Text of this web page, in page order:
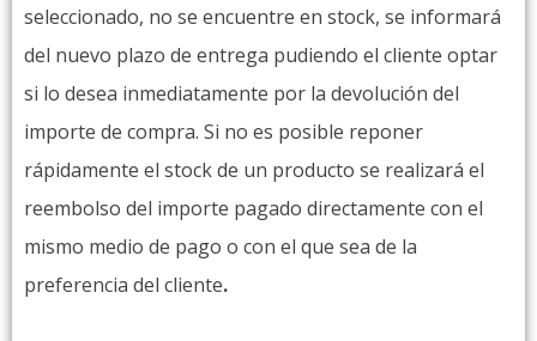
seleccionado, no se encuentre en stock, se informará
del nuevo plazo de entrega pudiendo el cliente optar
si lo desea inmediatamente por la devolución del
importe de compra. Si no es posible reponer
rápidamente el stock de un producto se realizará el
reembolso del importe pagado directamente con el
mismo medio de pago o con el que sea de la
preferencia del cliente.